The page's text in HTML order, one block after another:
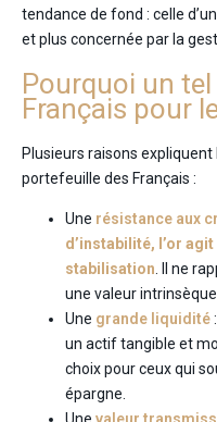
tendance de fond : celle
et plus concernée par la
Pourquoi un
Français pour
Plusieurs raisons expliquent
portefeuille des Français :
Une résistance aux
d’instabilité, l’or
stabilisation. Il ne
une valeur
Une grande liquidité
un actif tangible et
choix pour ceux qui
épargne.